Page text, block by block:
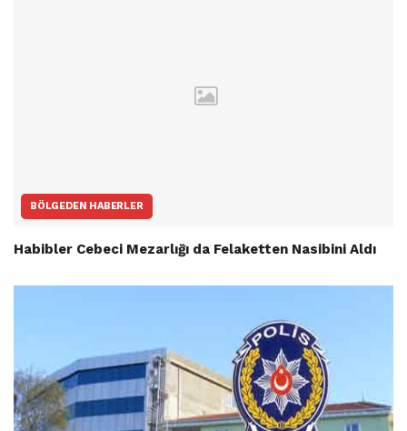
BÖLGEDEN HABERLER
Habibler Cebeci Mezarlığı da Felaketten Nasibini Aldı